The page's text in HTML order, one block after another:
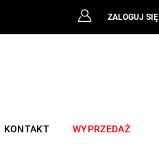
ZALOGUJ SIĘ
KONTAKT WYPRZEDAŻ